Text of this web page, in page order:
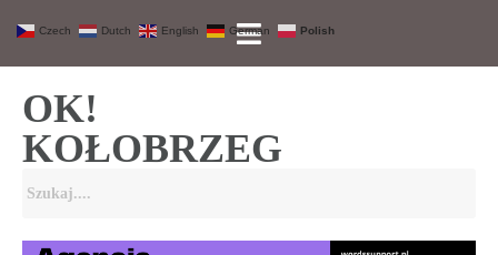
OK!
KOŁOBRZEG
Czech Dutch English German Polish